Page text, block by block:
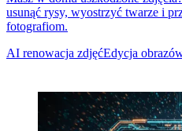
usunąć rysy, wyostrzyć twarze i
fotografiom.
AI renowacja zdjęćEdycja